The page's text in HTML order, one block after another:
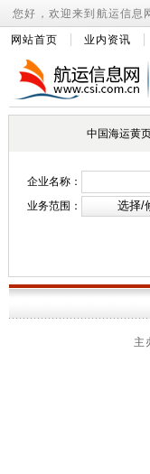
您好，欢迎来到航运信息
网站首页 业内资讯
中国海运黄
企业名称：
业务范围：
主